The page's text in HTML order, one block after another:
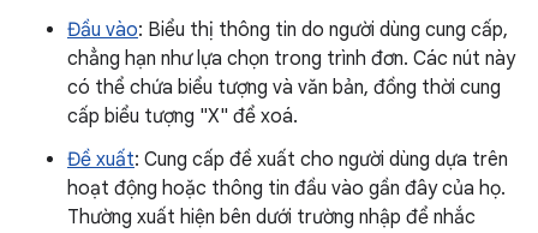
Đầu vào: Biểu thị thông tin do người dùng cung cấp,
chẳng hạn như lựa chọn trong trình đơn. Các nút này
có thể chứa biểu tượng và văn bản, đồng thời cung
cấp biểu tượng "X" để xoá.
Đề xuất: Cung cấp đề xuất cho người dùng dựa trên
hoạt động hoặc thông tin đầu vào gần đây của họ.
Thường xuất hiện bên dưới trường nhập để nhắc